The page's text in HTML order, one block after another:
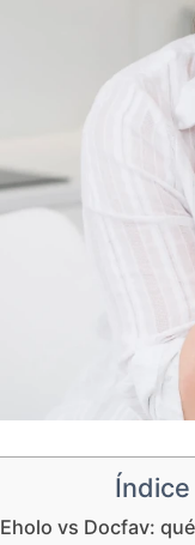
Eholo vs Docfav: